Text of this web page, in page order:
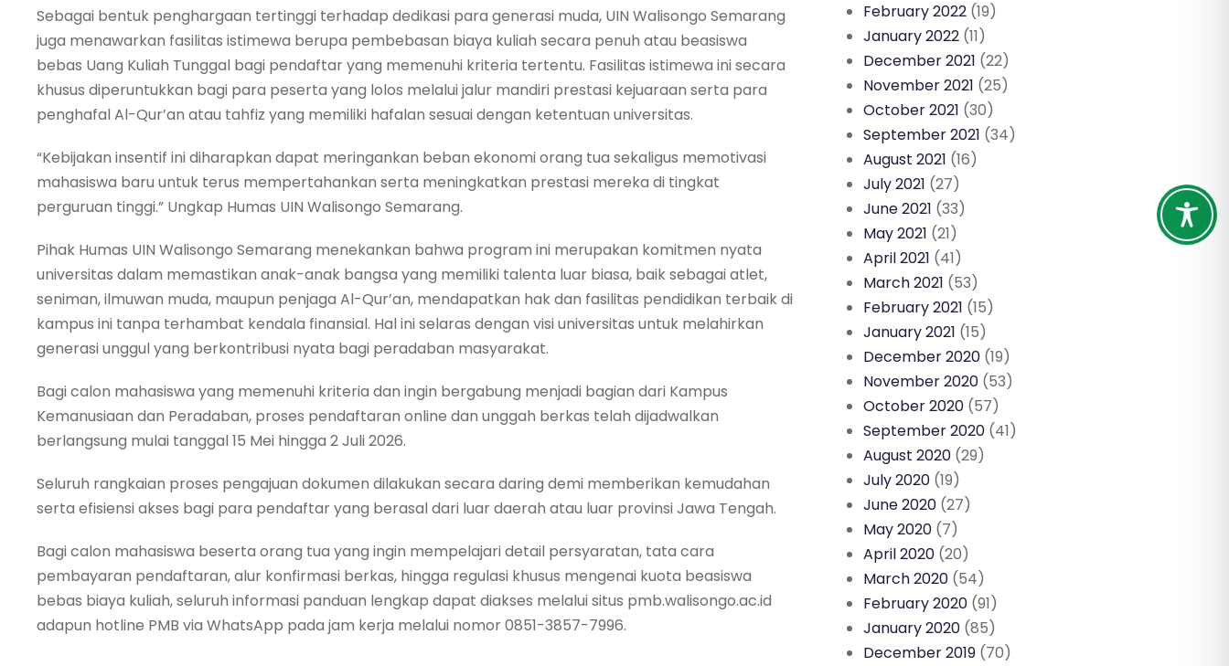
Sebagai bentuk penghargaan tertinggi terhadap dedikasi para generasi muda, UIN Walisongo Semarang
juga menawarkan fasilitas istimewa berupa pembebasan biaya kuliah secara penuh atau beasiswa
bebas Uang Kuliah Tunggal bagi pendaftar yang memenuhi kriteria tertentu. Fasilitas istimewa ini secara
khusus diperuntukkan bagi para peserta yang lolos melalui jalur mandiri prestasi kejuaraan serta para
penghafal Al-Qur’an atau tahfiz yang memiliki hafalan sesuai dengan ketentuan universitas.
“Kebijakan insentif ini diharapkan dapat meringankan beban ekonomi orang tua sekaligus memotivasi
mahasiswa baru untuk terus mempertahankan serta meningkatkan prestasi mereka di tingkat
perguruan tinggi.” Ungkap Humas UIN Walisongo Semarang.
Pihak Humas UIN Walisongo Semarang menekankan bahwa program ini merupakan komitmen nyata
universitas dalam memastikan anak-anak bangsa yang memiliki talenta luar biasa, baik sebagai atlet,
seniman, ilmuwan muda, maupun penjaga Al-Qur’an, mendapatkan hak dan fasilitas pendidikan terbaik di
kampus ini tanpa terhambat kendala finansial. Hal ini selaras dengan visi universitas untuk melahirkan
generasi unggul yang berkontribusi nyata bagi peradaban masyarakat.
Bagi calon mahasiswa yang memenuhi kriteria dan ingin bergabung menjadi bagian dari Kampus
Kemanusiaan dan Peradaban, proses pendaftaran online dan unggah berkas telah dijadwalkan
berlangsung mulai tanggal 15 Mei hingga 2 Juli 2026.
Seluruh rangkaian proses pengajuan dokumen dilakukan secara daring demi memberikan kemudahan
serta efisiensi akses bagi para pendaftar yang berasal dari luar daerah atau luar provinsi Jawa Tengah.
Bagi calon mahasiswa beserta orang tua yang ingin mempelajari detail persyaratan, tata cara
pembayaran pendaftaran, alur konfirmasi berkas, hingga regulasi khusus mengenai kuota beasiswa
bebas biaya kuliah, seluruh informasi panduan lengkap dapat diakses melalui situs pmb.walisongo.ac.id
adapun hotline PMB via WhatsApp pada jam kerja melalui nomor 0851-3857-7996.
February 2022 (19)
January 2022 (11)
December 2021 (22)
November 2021 (25)
October 2021 (30)
September 2021 (34)
August 2021 (16)
July 2021 (27)
June 2021 (33)
May 2021 (21)
April 2021 (41)
March 2021 (53)
February 2021 (15)
January 2021 (15)
December 2020 (19)
November 2020 (53)
October 2020 (57)
September 2020 (41)
August 2020 (29)
July 2020 (19)
June 2020 (27)
May 2020 (7)
April 2020 (20)
March 2020 (54)
February 2020 (91)
January 2020 (85)
December 2019 (70)